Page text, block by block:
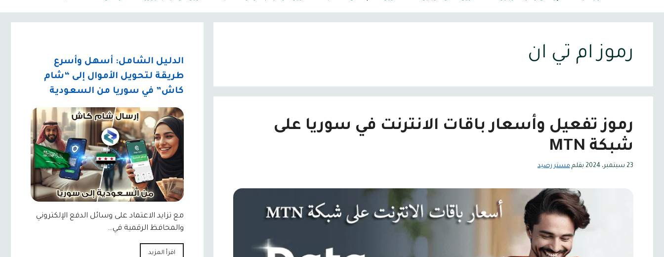
رموز ام تي ان
رموز تفعيل وأسعار باقات الانترنت في سوريا على
شبكة MTN
23 سبتمبر، 2024 بقلم مستر رصيد
الدليل الشامل: أسهل وأسرع
طريقة لتحويل الأموال إلى “شام
كاش” في سوريا من السعودية
مع تزايد الاعتماد على وسائل الدفع الإلكتروني
والمحافظ الرقمية في…
اقرأ المزيد